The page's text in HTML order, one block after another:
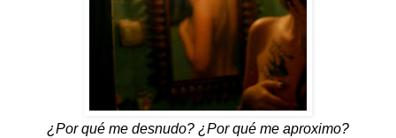
¿Por qué me desnudo? ¿Por qué me aproximo?